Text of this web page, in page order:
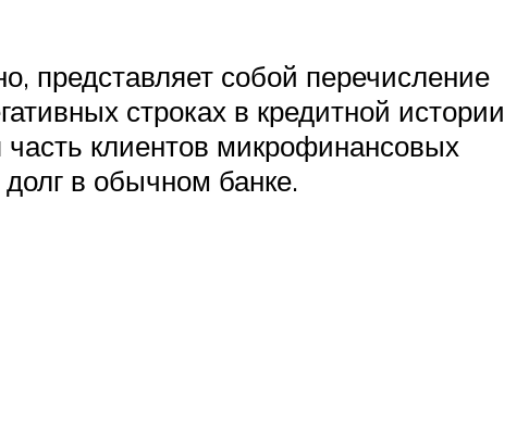
представляет собой перечисление
строках в кредитной истории
клиентов микрофинансовых
долг в обычном банке.